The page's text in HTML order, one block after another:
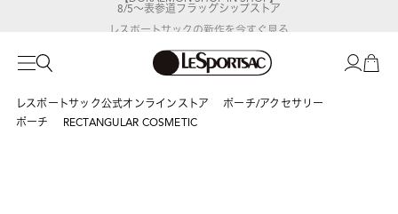
レスポートサックの新作を 今すぐ見る
レスポートサック公式オンラインストア
ポーチ/アクセサリー
ポーチ
RECTANGULAR COSMETIC